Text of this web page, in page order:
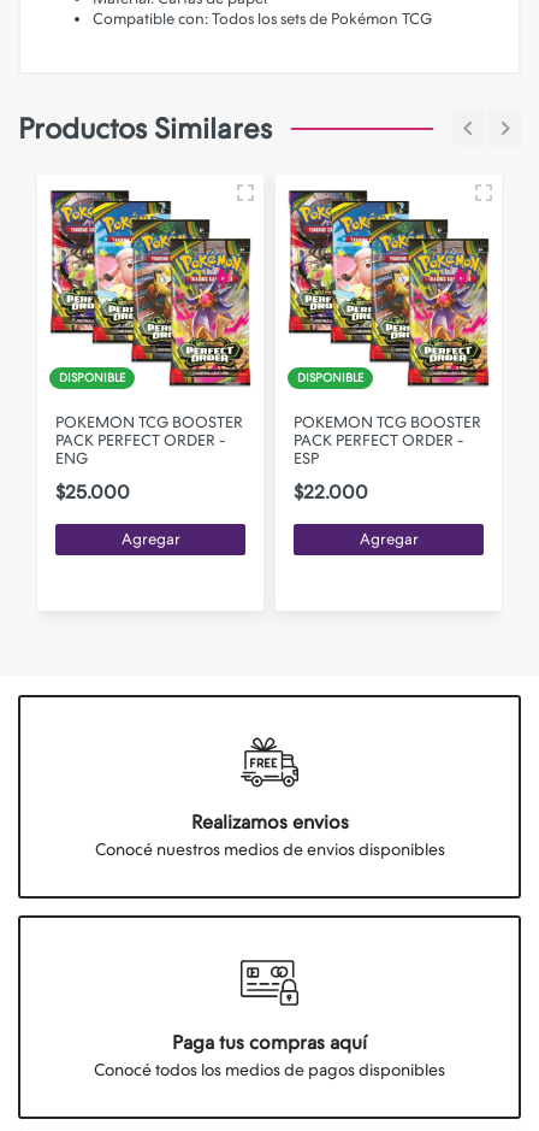
Compatible con: Todos los sets de Pokémon TCG
Productos Similares
DISPONIBLE
POKEMON TCG BOOSTER
PACK PERFECT ORDER -
ENG
$25.000
Agregar
DISPONIBLE
POKEMON TCG BOOSTER
PACK PERFECT ORDER -
ESP
$22.000
Agregar
Realizamos envios
Conocé nuestros medios de envios disponibles
Paga tus compras aquí
Conocé todos los medios de pagos disponibles